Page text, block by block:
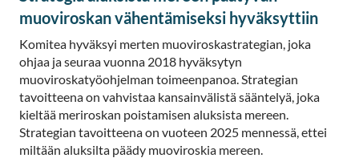
muoviroskan vähentämiseksi hyväksyttiin
Komitea hyväksyi merten muoviroskastrategian, joka
ohjaa ja seuraa vuonna 2018 hyväksytyn
muoviroskatyöohjelman toimeenpanoa. Strategian
tavoitteena on vahvistaa kansainvälistä sääntelyä, joka
kieltää meriroskan poistamisen aluksista mereen.
Strategian tavoitteena on vuoteen 2025 mennessä, ettei
miltään aluksilta päädy muoviroskia mereen.